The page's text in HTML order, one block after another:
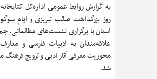
به گزارش روابط عمومی اداره‌کل
روز بزرگداشت صائب تبریزی و ایام
استان با برگزاری نشست‌های مطالعاتی،
علاقه‌مندان به ادبیات فارسی و معارف
محوریت معرفی آثار ادبی و ترویج فرهنگ
شد.